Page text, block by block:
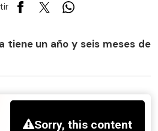
tiene un año y seis meses de